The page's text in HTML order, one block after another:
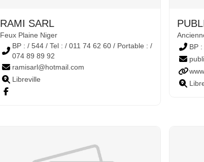
RAMI SARL
Feux Plaine Niger
BP : / 544 / Tel : / 011 74 62 60 / Portable : /
074 89 89 92
ramisarl@hotmail.com
Libreville
BP